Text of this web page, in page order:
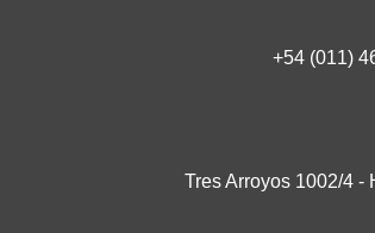
+54 (011)
Tres Arroyos 1002/4 -